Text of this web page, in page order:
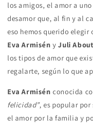
los amigos, el amor a
desamor que, al fin y al
eso hemos querido
Eva Armisén yJuli About
los tipos de amor que
regalarte, según lo que
Eva Armisén conocida
felicidad”, es popular
el amor por la familia y